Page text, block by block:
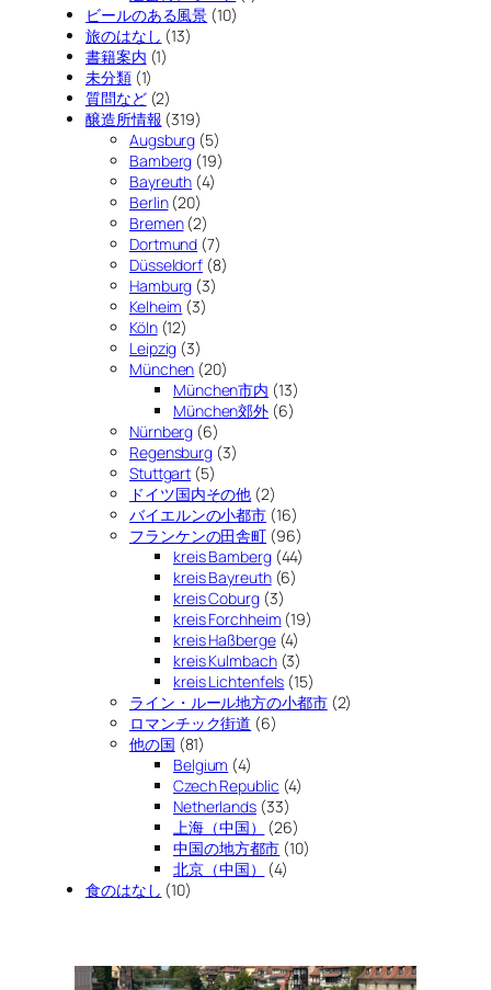
ビールのある風景 (10)
旅のはなし (13)
書籍案内 (1)
未分類(1)
質問など(2)
醸造所情報 (319)
Augsburg (5)
Bamberg (19)
Bayreuth (4)
Berlin(20)
Bremen(2)
Dortmund (7)
Düsseldorf (8)
Hamburg (3)
Kelheim (3)
Köln(12)
Leipzig (3)
München (20)
München市内 (13)
München郊外 (6)
Nürnberg (6)
Regensburg (3)
Stuttgart (5)
ドイツ国内その他 (2)
バイエルンの小都市 (16)
フランケンの田舎町 (96)
kreis Bamberg(44)
kreis Bayreuth(6)
kreis Coburg(3)
kreis Forchheim (19)
kreis Haßberge(4)
kreis Kulmbach(3)
kreis Lichtenfels (15)
ライン・ルール地方の小都市(2)
ロマンチック街道 (6)
他の国 (81)
Belgium (4)
Czech Republic (4)
Netherlands(33)
上海（中国）
(26)
中国の地方都市 (10)
北京（中国）
(4)
食のはなし (10)